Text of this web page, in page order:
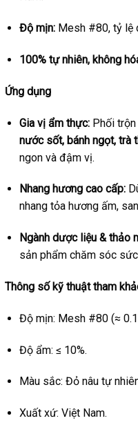
Độ mịn:Mesh #80, tỷ lệ
100% tự nhiên, không
Ứng dụng
Gia vị ẩm thực:Phối trộn
nước sốt, bánh ngọt, trà
ngon và đậm vị.
Nhang hương cao cấp:
nhang tỏa hương ấm,
Ngành dược liệu & thảo
sản phẩm chăm sóc
Thông số kỹ thuật tham
Độ mịn: Mesh #80 (≈
Độ ẩm: ≤ 10%.
Màu sắc: Đỏ nâu tự
Xuất xứ: Việt Nam.